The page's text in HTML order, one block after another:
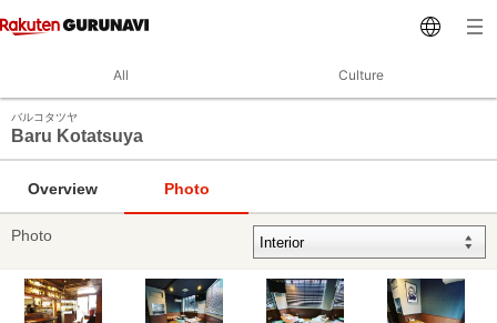
All Culture
バルコタツヤ
Baru Kotatsuya
Overview Photo
Photo